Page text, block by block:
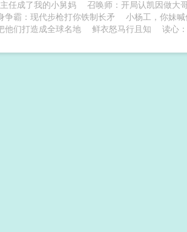
任成了我的小舅妈 召唤师：开局认凯因做大
争霸：现代步枪打你铁制长矛 小杨工，你妹喊
他们打造成全球名地 鲜衣怒马行且知 读心